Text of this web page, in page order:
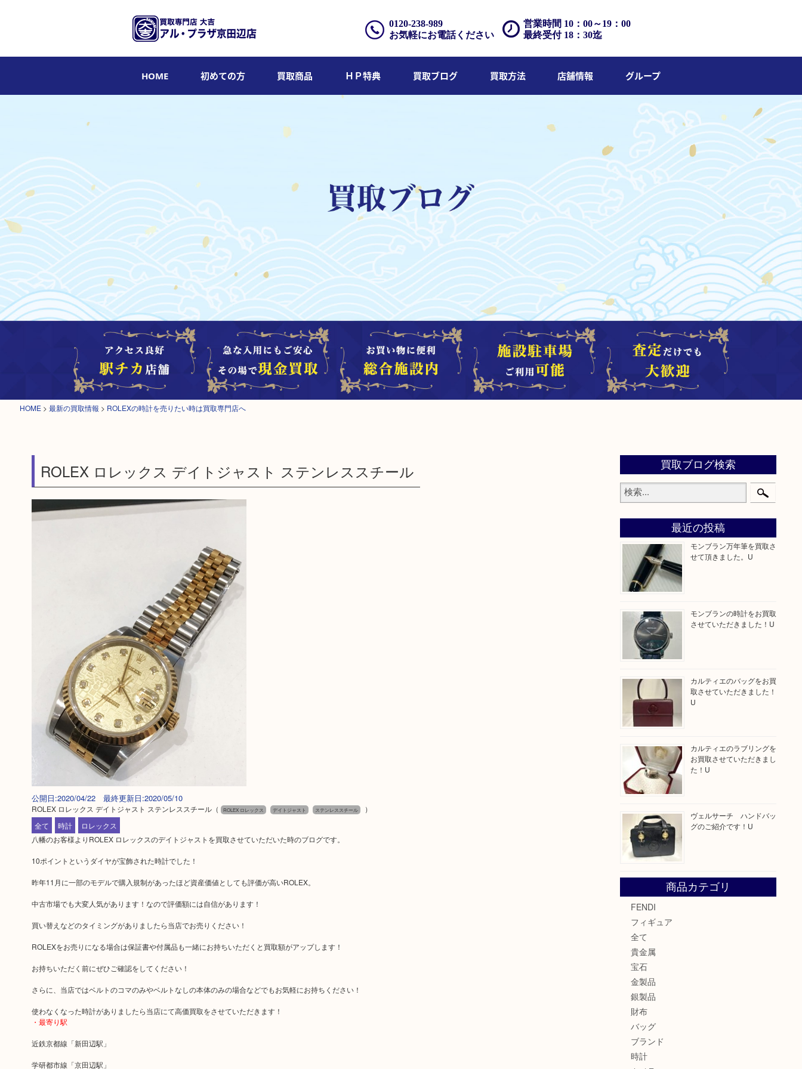
営業時間 10：00～19：00
最終受付 18：30迄
0120-238-989
お気軽にお電話ください
HOME 初めての方 買取商品 ＨＰ特典 買取ブログ 買取方法 店舗情報 グループ
HOME > 最新の買取情報 > ROLEXの時計を売りたい時は買取専門店へ
ROLEX ロレックス デイトジャスト ステンレススチール
公開日:2020/04/22 最終更新日:2020/05/10
ROLEX ロレックス デイトジャスト ステンレススチール（ ROLEX ロレックス デイトジャスト ステンレススチール
）
全て
時計
ロレックス
八幡のお客様よりROLEX ロレックスのデイトジャストを買取させていただいた時のブログです。
10ポイントというダイヤが宝飾された時計でした！
昨年11月に一部のモデルで購入規制があったほど資産価値としても評価が高いROLEX。
中古市場でも大変人気があります！なので評価額には自信があります！
買い替えなどのタイミングがありましたら当店でお売りください！
ROLEXをお売りになる場合は保証書や付属品も一緒にお持ちいただくと買取額がアップします！
お持ちいただく前にぜひご確認をしてください！
さらに、当店ではベルトのコマのみやベルトなしの本体のみの場合などでもお気軽にお持ちください！
使わなくなった時計がありましたら当店にて高価買取をさせていただきます！
・最寄り駅
近鉄京都線「新田辺駅」
学研都市線「京田辺駅」
買取ブログ検索
最近の投稿
モンブラン万年筆を買取さ
せて頂きました。U
モンブランの時計をお買取
させていただきました！U
カルティエのバッグをお買
取させていただきました！
U
カルティエのラブリングを
お買取させていただきまし
た！U
ヴェルサーチ ハンドバッ
グのご紹介です！U
商品カテゴリ
FENDI
フィギュア
全て
貴金属
宝石
金製品
銀製品
財布
バッグ
ブランド
時計